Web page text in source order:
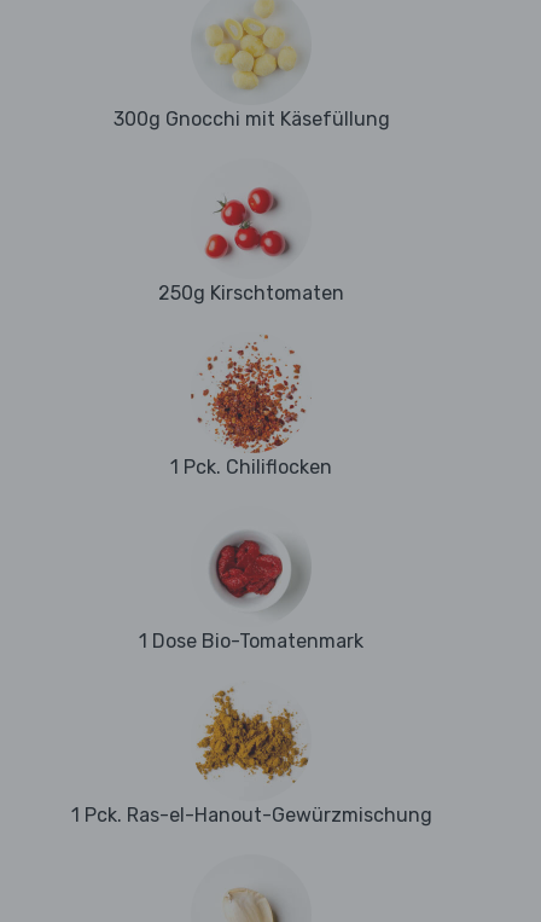
300g Gnocchi mit Käsefüllung
250g Kirschtomaten
1 Pck. Chiliflocken
1 Dose Bio-Tomatenmark
1 Pck. Ras-el-Hanout-Gewürzmischung